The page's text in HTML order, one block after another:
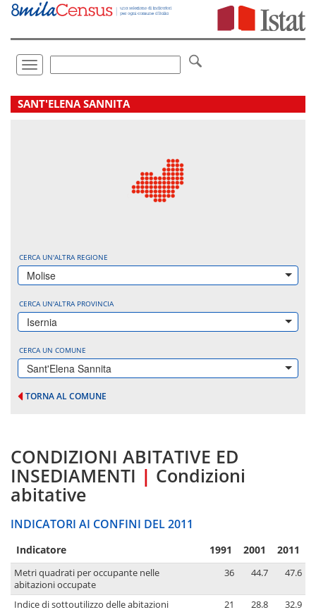
Vai
direttamente
Toggle
navigation
.
SANT'ELENA SANNITA
CERCA UN'ALTRA REGIONE
Molise
CERCA UN'ALTRA PROVINCIA
Isernia
CERCA UN COMUNE
Sant'Elena Sannita
TORNA AL COMUNE
CONDIZIONI ABITATIVE ED
INSEDIAMENTI | Condizioni
abitative
INDICATORI AI CONFINI DEL 2011
Indicatore 1991 2001 2011
Metri quadrati per occupante nelle
abitazioni occupate
36 44.7 47.6
Indice di sottoutilizzo delle abitazioni 21 28.8
32.9